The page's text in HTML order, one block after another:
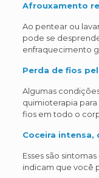
Afrouxamento
Ao pentear ou
pode se
enfraquecimento
Perda de fios
Algumas
quimioterapia
fios em todo o
Coceira intensa,
Esses são
indicam que você